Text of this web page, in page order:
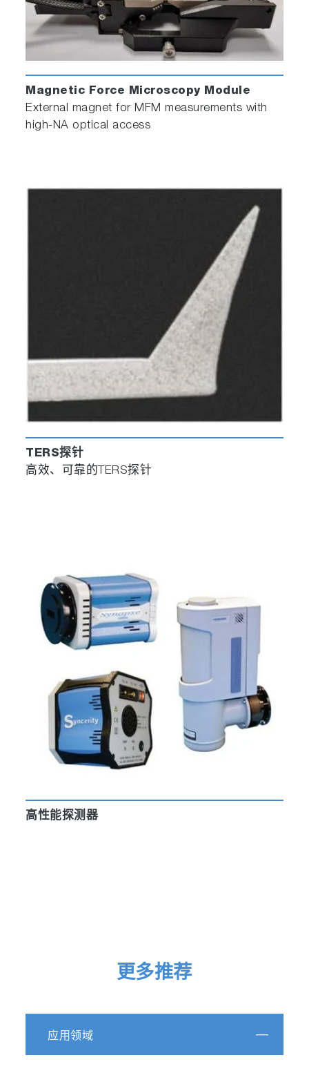
Magnetic Force Microscopy Module
External magnet for MFM measurements with
high-NA optical access
TERS探针
高效、可靠的TERS探针
高性能探测器
更多推荐
应用领域